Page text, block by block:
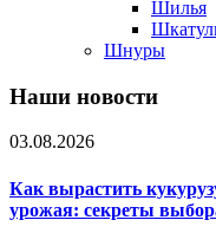
Шилья
Шнуры
Наши новости
03.08.2026
Как вырастить
урожая: секреты